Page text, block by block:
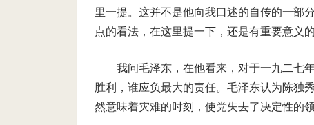
里一提。这并不是他向我口述的自传的一部
点的看法，在这里提一下，还是有重要意义的
我问毛泽东，在他看来，对于一九二七
胜利，谁应负最大的责任。毛泽东认为陈独
然意味着灾难的时刻，使党失去了决定性的